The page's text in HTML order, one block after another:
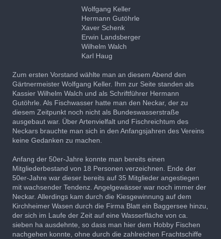
Wolfgang Keller
Hermann Gutöhrle
Xaver Schenk
Erwin Landsberger
Wilhelm Walch
Karl Haug
Zum ersten Vorstand wählte man an diesem Abend den
Gärtnermeister Wolfgang Keller. Ihm zur Seite standen als
Kassier Wilhelm Walch und als Schriftführer Hermann
Gutöhrle. Als Fischwasser hatte man den Neckar, der zu
diesem Zeitpunkt noch nicht als Bundeswasserstraße
ausgebaut war. Über Artenvielfalt und Fischreichtum des
Neckars brauchte man sich in den Anfangsjahren des Vereins
keine Gedanken zu machen.
Anfang der 50er-Jahre konnte man bereits einen
Mitgliederbestand von 18 Personen verzeichnen. Ende der
50er-Jahre war dieser bereits auf 35 Mitglieder angestiegen
mit wachsender Tendenz. Angelgewässer war noch immer der
Neckar. Allerdings kam durch die Kiesgewinnung auf dem
Kirchheimer Wasen durch die Firma Blatt ein Baggersee hinzu,
der sich im Laufe der Zeit auf eine Wasserfläche von ca.
sieben ha ausdehnte, so dass man hier dem Hobby Fischen
nachgehen konnte, ohne durch die zahlreichen Frachtschiffe